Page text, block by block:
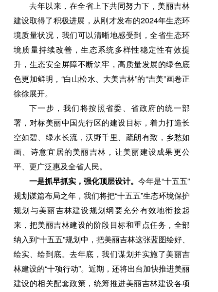
去年以来，在全省上下共同努力下，美丽吉林
建设取得了积极进展，从刚才发布的2024年生态环
境质量状况，我们可以清晰地感受到，全省生态环
境质量持续改善，生态系统多样性稳定性有效提
升，生态安全屏障不断筑牢，高质量发展的绿色底
色更加鲜明，“白山松水、大美吉林”的“吉美”画卷正
徐徐展开。
下一步，我们将按照省委、省政府的统一部
署，对标美丽中国先行区的建设目标，着力打造长
空如碧、绿水长流，沃野千里、疏朗有致，乡愁如
画、诗意宜居的美丽吉林，让美丽建设成果更公
平、更广泛惠及全省人民。
一是抓早抓实，强化顶层设计。 今年是“十五五”
规划谋篇布局之年，我们将把“十五五”生态环境保护
规划与美丽吉林建设规划纲要充分有效地衔接起
来，把美丽吉林建设的阶段目标和重点任务，全部
纳入到“十五五”规划中，把美丽吉林这张蓝图绘好、
绘实、绘到底。去年底，我们谋划并实施了美丽吉
林建设的“十项行动”。近期，还将出台加快推进美丽
建设的相关配套政策，统筹推进美丽吉林建设各项